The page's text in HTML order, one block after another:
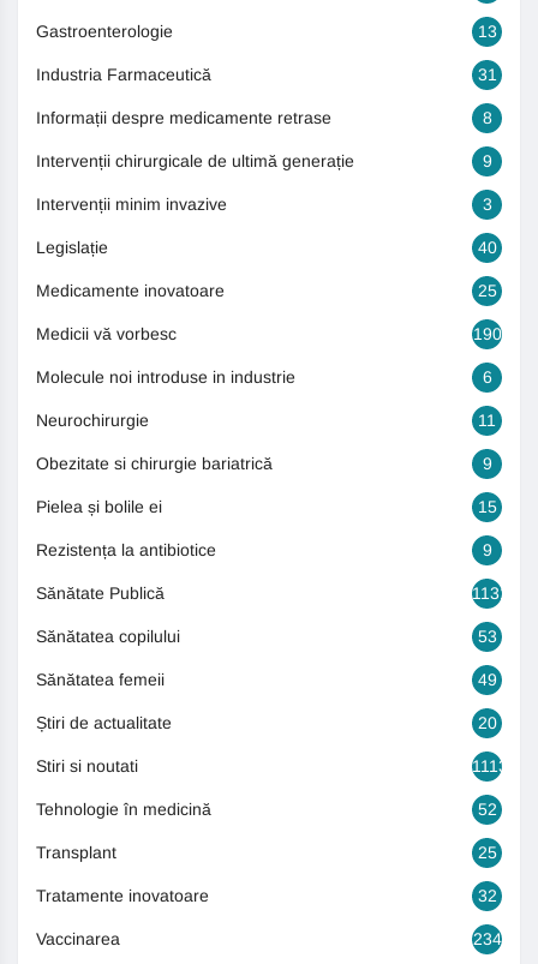
Gastroenterologie 13
Industria Farmaceutică 31
Informații despre medicamente retrase 8
Intervenții chirurgicale de ultimă generație 9
Intervenții minim invazive 3
Legislație 40
Medicamente inovatoare 25
Medicii vă vorbesc 190
Molecule noi introduse in industrie 6
Neurochirurgie 11
Obezitate si chirurgie bariatrică 9
Pielea și bolile ei 15
Rezistența la antibiotice 9
Sănătate Publică 1131
Sănătatea copilului 53
Sănătatea femeii 49
Știri de actualitate 20
Stiri si noutati 1113
Tehnologie în medicină 52
Transplant 25
Tratamente inovatoare 32
Vaccinarea 234